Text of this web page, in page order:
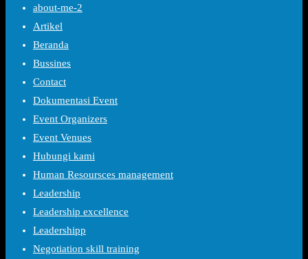
about-me-2
Artikel
Beranda
Bussines
Contact
Dokumentasi Event
Event Organizers
Event Venues
Hubungi kami
Human Resoursces management
Leadership
Leadership excellence
Leadershipp
Negotiation skill training